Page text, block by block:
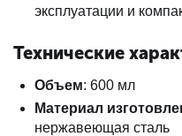
эксплуатации и
Технические
Объем: 600 мл
Материал
нержавеющая сталь